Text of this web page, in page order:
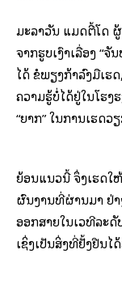
ມະລາວັນ ແມັດຕີ້ໂດ
ຈາກຮູບເງົາເລື່ອງ “
ໄດ້ ຂໍພຽງກ້າລົງມືເຮັ
ຄວາມຮູ້ບໍ່ໄດ້ຢູ່ໃນໂຮ
“ຍາກ” ໃນການເຮັດວ
ຍ້ອນແນວນີ້ ຈຶ່ງເຮັດໃ
ຜົນງານທີ່ຜ່ານມາ ຢ່າ
ອອກສາຍໃນເວທີລະ
ເຊິ່ງເປັນສິ່ງທີ່ຢັ້ງຢືນ